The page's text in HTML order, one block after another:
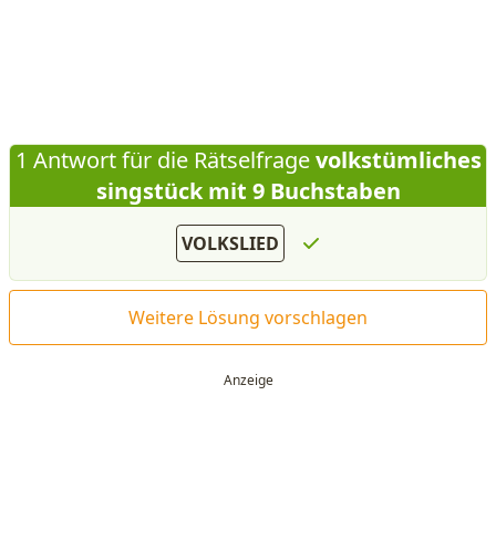
1 Antwort für die Rätselfragevolkstümliches
singstück mit 9 Buchstaben
VOLKSLIED
Weitere Lösung vorschlagen